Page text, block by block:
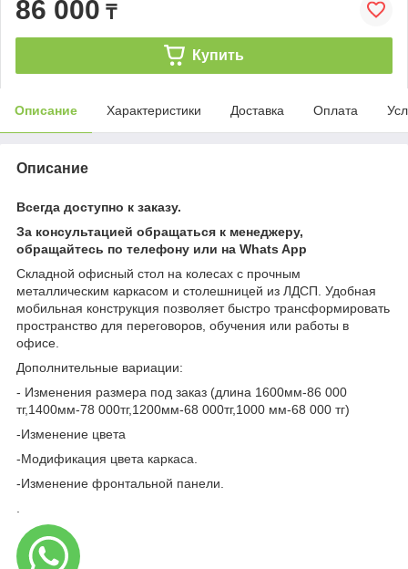
86 000 ₸
Купить
Описание Характеристики Доставка Оплата
Описание
Всегда доступно к заказу.
За консультацией обращаться к менеджеру,
обращайтесь по телефону или на Whats App
Складной офисный стол на колесах с прочным
металлическим каркасом и столешницей из ЛДСП. Удобная
мобильная конструкция позволяет быстро трансформировать
пространство для переговоров, обучения или работы в
офисе.
Дополнительные вариации:
- Изменения размера под заказ (длина 1600мм-86 000
тг,1400мм-78 000тг,1200мм-68 000тг,1000 мм-68 000 тг)
-Изменение цвета
-Модификация цвета каркаса.
-Изменение фронтальной панели.